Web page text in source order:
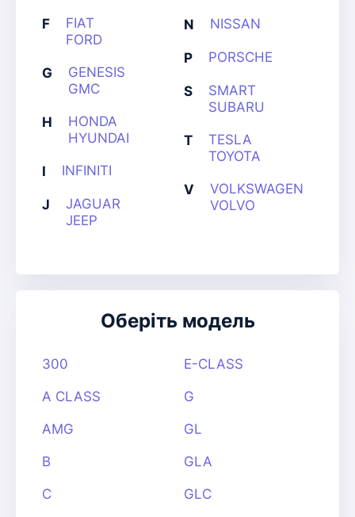
F
FIAT
FORD
G
GENESIS
GMC
H
HONDA
HYUNDAI
I INFINITI
J
JAGUAR
JEEP
N NISSAN
P PORSCHE
S
SMART
SUBARU
T
TESLA
TOYOTA
V
VOLKSWAGEN
VOLVO
Оберіть модель
300
A CLASS
AMG
B
C
E-CLASS
G
GL
GLA
GLC